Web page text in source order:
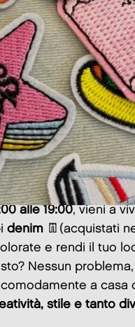
alle 19:00, vieni a
denim👖(acquistati
e rendi il tuo
Nessun
comodamente a casa
stile e tanto